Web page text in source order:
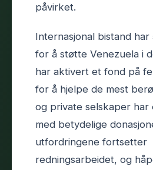
påvirket.
Internasjonal bistand
for å støtte Venezuela i
har aktivert et fond på
for å hjelpe de mest
og private selskaper har
med betydelige
utfordringene fortsetter
redningsarbeidet, og